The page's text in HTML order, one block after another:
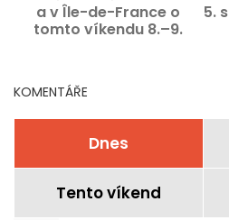
a v Île-de-France o
tomto víkendu 8.–9.
5.
KOMENTÁŘE
Dnes
Tento víkend